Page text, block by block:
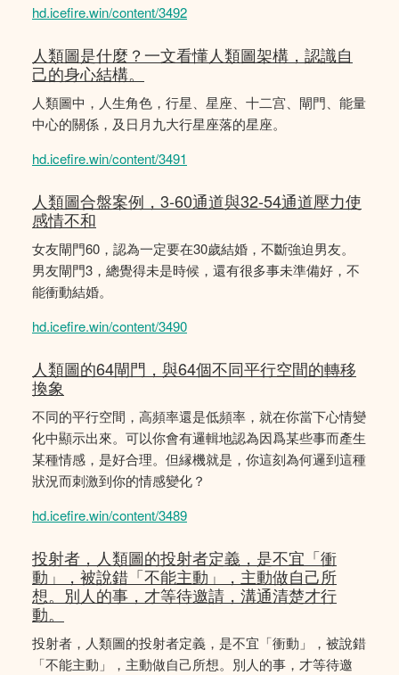
hd.icefire.win/content/3492
人類圖是什麼？一文看懂人類圖架構，認識自
己的身心結構。
人類圖中，人生角色，行星、星座、十二宫、閘門、能量
中心的關係，及日月九大行星座落的星座。
hd.icefire.win/content/3491
人類圖合盤案例，3-60通道與32-54通道壓力使
感情不和
女友閘門60，認為一定要在30歲結婚，不斷強迫男友。
男友閘門3，總覺得未是時候，還有很多事未準備好，不
能衝動結婚。
hd.icefire.win/content/3490
人類圖的64閘門，與64個不同平行空間的轉移
換象
不同的平行空間，高頻率還是低頻率，就在你當下心情變
化中顯示出來。可以你會有邏輯地認為因爲某些事而產生
某種情感，是好合理。但縁機就是，你這刻為何邏到這種
狀況而刺激到你的情感變化？
hd.icefire.win/content/3489
投射者，人類圖的投射者定義，是不宜「衝
動」，被說錯「不能主動」，主動做自己所
想。別人的事，才等待邀請，溝通清楚才行
動。
投射者，人類圖的投射者定義，是不宜「衝動」，被說錯
「不能主動」，主動做自己所想。別人的事，才等待邀